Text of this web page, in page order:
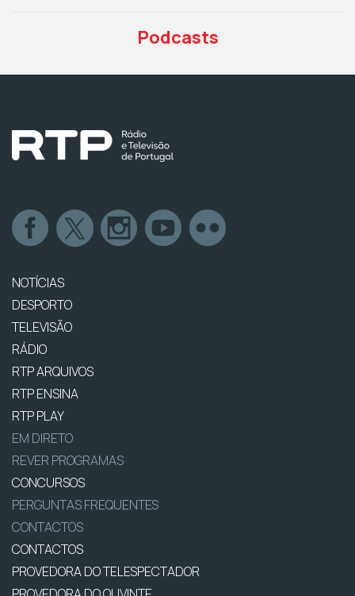
Podcasts
NOTÍCIAS
DESPORTO
TELEVISÃO
RÁDIO
RTP ARQUIVOS
RTP ENSINA
RTP PLAY
EM DIRETO
REVER PROGRAMAS
CONCURSOS
PERGUNTAS FREQUENTES
CONTACTOS
CONTACTOS
PROVEDORA DO TELESPECTADOR